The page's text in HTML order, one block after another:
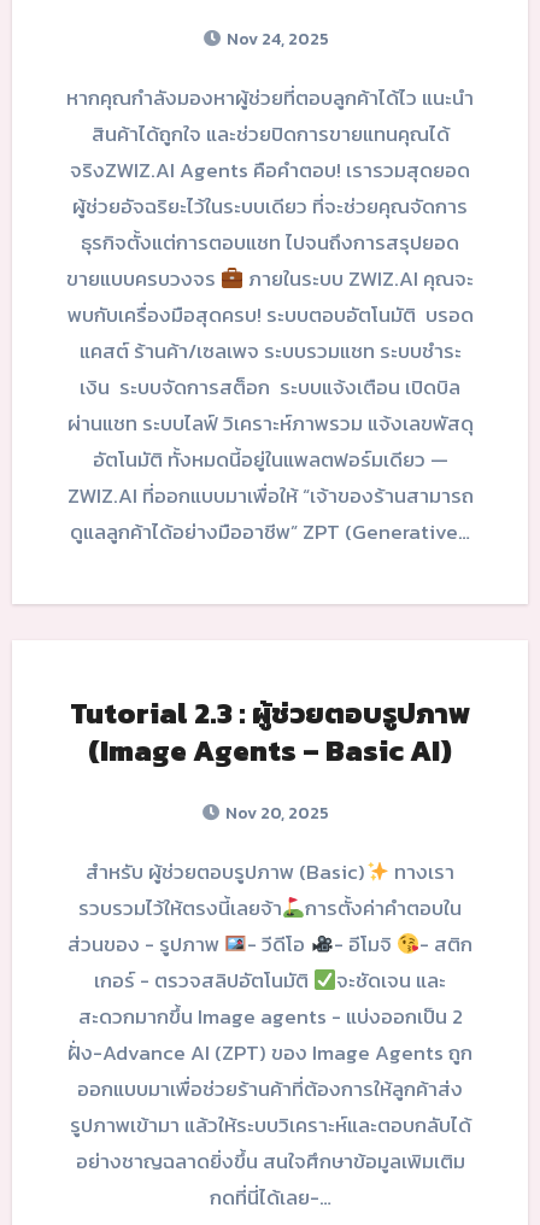
Nov 24, 2025
หากคุณกำลังมองหาผู้ช่วยที่ตอบลูกค้าได้ไว แนะนำ
สินค้าได้ถูกใจ และช่วยปิดการขายแทนคุณได้
จริงZWIZ.AI Agents คือคำตอบ! เรารวมสุดยอด
ผู้ช่วยอัจฉริยะไว้ในระบบเดียว ที่จะช่วยคุณจัดการ
ธุรกิจตั้งแต่การตอบแชท ไปจนถึงการสรุปยอด
ขายแบบครบวงจร
ภายในระบบ ZWIZ.AI คุณจะ
พบกับเครื่องมือสุดครบ! ระบบตอบอัตโนมัติ บรอด
แคสต์ ร้านค้า/เซลเพจ ระบบรวมแชท ระบบชำระ
เงิน ระบบจัดการสต็อก ระบบแจ้งเตือน เปิดบิล
ผ่านแชท ระบบไลฟ์ วิเคราะห์ภาพรวม แจ้งเลขพัสดุ
อัตโนมัติ ทั้งหมดนี้อยู่ในแพลตฟอร์มเดียว —
ZWIZ.AI ที่ออกแบบมาเพื่อให้ “เจ้าของร้านสามารถ
ดูแลลูกค้าได้อย่างมืออาชีพ” ZPT (Generative…
Tutorial 2.3 : ผู้ช่วยตอบรูปภาพ
(Image Agents – Basic AI)
Nov 20, 2025
สำหรับ ผู้ช่วยตอบรูปภาพ (Basic)
ทางเรา
รวบรวมไว้ให้ตรงนี้เลยจ้า
การตั้งค่าคำตอบใน
ส่วนของ - รูปภาพ
- วีดีโอ - อีโมจิ
- สติก
เกอร์ - ตรวจสลิปอัตโนมัติ
จะชัดเจน และ
สะดวกมากขึ้น Image agents - แบ่งออกเป็น 2
ฝั่ง-Advance AI (ZPT) ของ Image Agents ถูก
ออกแบบมาเพื่อช่วยร้านค้าที่ต้องการให้ลูกค้าส่ง
รูปภาพเข้ามา แล้วให้ระบบวิเคราะห์และตอบกลับได้
อย่างชาญฉลาดยิ่งขึ้น สนใจศึกษาข้อมูลเพิมเติม
กดที่นี่ได้เลย-…